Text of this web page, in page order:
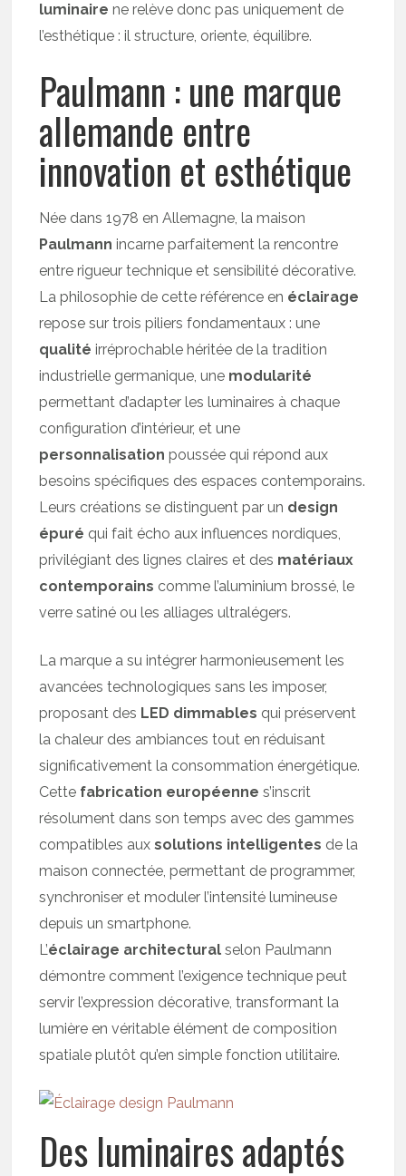
luminaire ne relève donc pas uniquement de
l’esthétique : il structure, oriente, équilibre.
Paulmann : une marque
allemande entre
innovation et esthétique
Née dans 1978 en Allemagne, la maison
Paulmann incarne parfaitement la rencontre
entre rigueur technique et sensibilité décorative.
La philosophie de cette référence en éclairage
repose sur trois piliers fondamentaux : une
qualité irréprochable héritée de la tradition
industrielle germanique, une modularité
permettant d’adapter les luminaires à chaque
configuration d’intérieur, et une
personnalisation poussée qui répond aux
besoins spécifiques des espaces contemporains.
Leurs créations se distinguent par un design
épuré qui fait écho aux influences nordiques,
privilégiant des lignes claires et des matériaux
contemporains comme l’aluminium brossé, le
verre satiné ou les alliages ultralégers.
La marque a su intégrer harmonieusement les
avancées technologiques sans les imposer,
proposant des LED dimmables qui préservent
la chaleur des ambiances tout en réduisant
significativement la consommation énergétique.
Cette fabrication européenne s’inscrit
résolument dans son temps avec des gammes
compatibles auxsolutions intelligentes de la
maison connectée, permettant de programmer,
synchroniser et moduler l’intensité lumineuse
depuis un smartphone.
L’éclairage architectural selon Paulmann
démontre comment l’exigence technique peut
servir l’expression décorative, transformant la
lumière en véritable élément de composition
spatiale plutôt qu’en simple fonction utilitaire.
Des luminaires adaptés